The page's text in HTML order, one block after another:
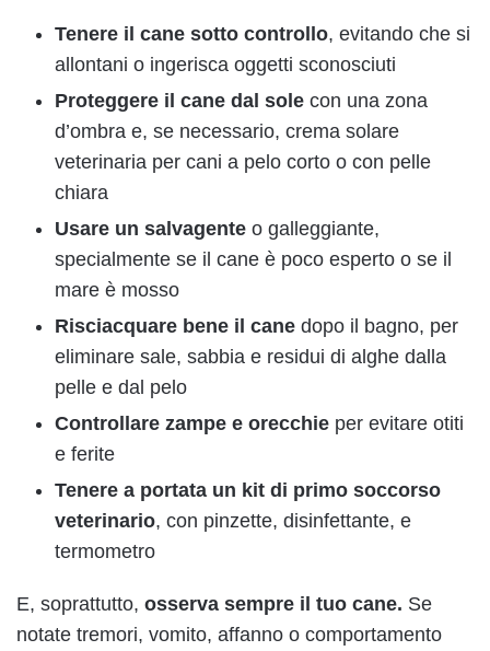
Tenere il cane sotto controllo, evitando che si
allontani o ingerisca oggetti sconosciuti
Proteggere il cane dal sole con una zona
d’ombra e, se necessario, crema solare
veterinaria per cani a pelo corto o con pelle
chiara
Usare un salvagente o galleggiante,
specialmente se il cane è poco esperto o se il
mare è mosso
Risciacquare bene il cane dopo il bagno, per
eliminare sale, sabbia e residui di alghe dalla
pelle e dal pelo
Controllare zampe e orecchie per evitare otiti
e ferite
Tenere a portata un kit di primo soccorso
veterinario, con pinzette, disinfettante, e
termometro
E, soprattutto, osserva sempre il tuo cane. Se
notate tremori, vomito, affanno o comportamento